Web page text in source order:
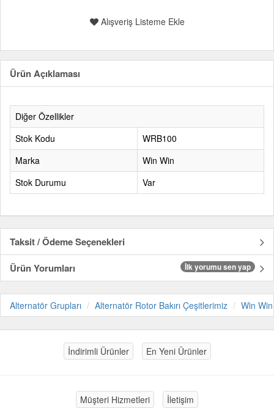
Alışveriş Listeme Ekle
Ürün Açıklaması
Diğer Özellikler
Stok Kodu
WRB100
Marka
Win Win
Stok Durumu
Var
Taksit / Ödeme Seçenekleri
Ürün Yorumları
İlk yorumu sen yap
Alternatör Grupları Alternatör Rotor Bakırı Çeşitlerimiz Win Win
İndirimli Ürünler En Yeni Ürünler
Müşteri Hizmetleri İletişim